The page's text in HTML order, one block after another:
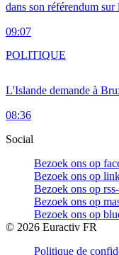
dans son référendum sur
09:07
L'Islande demande à
08:36
POLITIQUE
Social
Bezoek ons op
Bezoek ons op
Bezoek ons op
Bezoek ons op
Bezoek ons op
© 2026 Euractiv FR
Politique de